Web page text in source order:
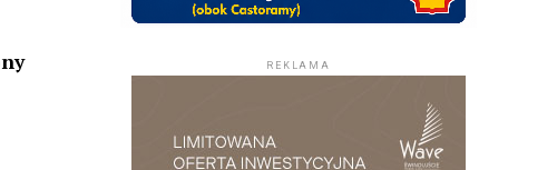
REKLAMA